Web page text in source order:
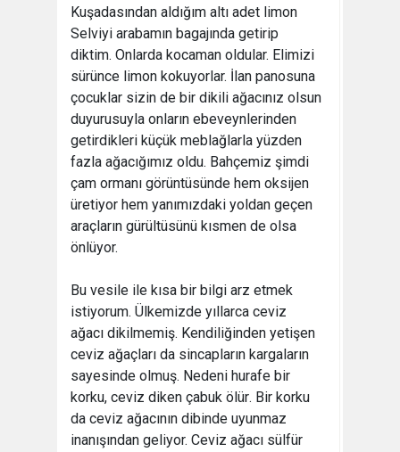
Kuşadasından aldığım altı adet limon
Selviyi arabamın bagajında getirip
diktim. Onlarda kocaman oldular. Elimizi
sürünce limon kokuyorlar. İlan panosuna
çocuklar sizin de bir dikili ağacınız olsun
duyurusuyla onların ebeveynlerinden
getirdikleri küçük meblağlarla yüzden
fazla ağacığımız oldu. Bahçemiz şimdi
çam ormanı görüntüsünde hem oksijen
üretiyor hem yanımızdaki yoldan geçen
araçların gürültüsünü kısmen de olsa
önlüyor.
Bu vesile ile kısa bir bilgi arz etmek
istiyorum. Ülkemizde yıllarca ceviz
ağacı dikilmemiş. Kendiliğinden yetişen
ceviz ağaçları da sincapların kargaların
sayesinde olmuş. Nedeni hurafe bir
korku, ceviz diken çabuk ölür. Bir korku
da ceviz ağacının dibinde uyunmaz
inanışından geliyor. Ceviz ağacı sülfür